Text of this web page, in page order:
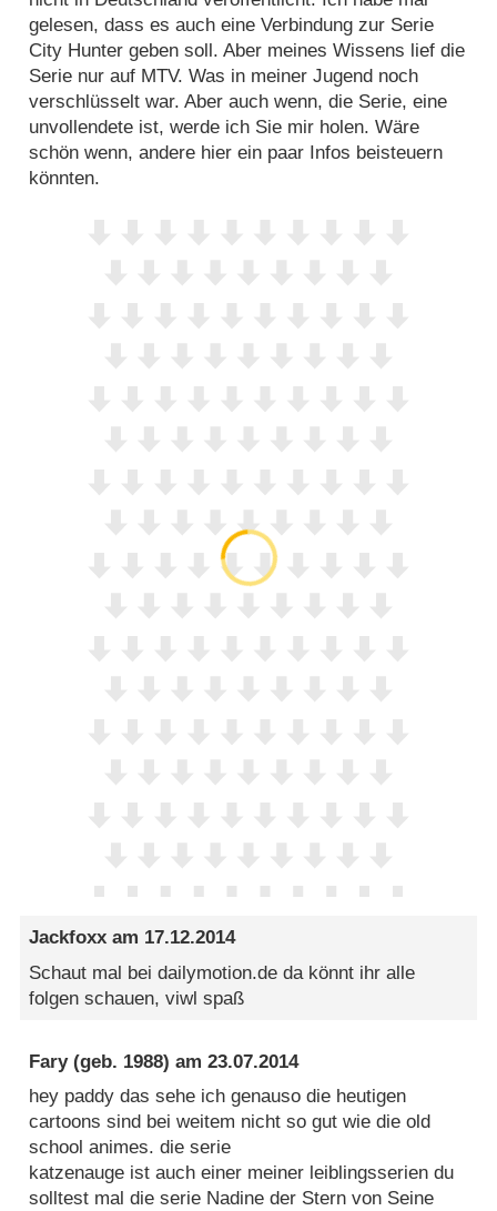
gelesen, dass es auch eine Verbindung zur Serie
City Hunter geben soll. Aber meines Wissens lief die
Serie nur auf MTV. Was in meiner Jugend noch
verschlüsselt war. Aber auch wenn, die Serie, eine
unvollendete ist, werde ich Sie mir holen. Wäre
schön wenn, andere hier ein paar Infos beisteuern
könnten.
Jackfoxx am 17.12.2014
Schaut mal bei dailymotion.de da könnt ihr alle
folgen schauen, viwl spaß
Fary(geb. 1988) am23.07.2014
hey paddy das sehe ich genauso die heutigen
cartoons sind bei weitem nicht so gut wie die old
school animes. die serie
katzenauge ist auch einer meiner leiblingsserien du
solltest mal die serie Nadine der Stern von Seine